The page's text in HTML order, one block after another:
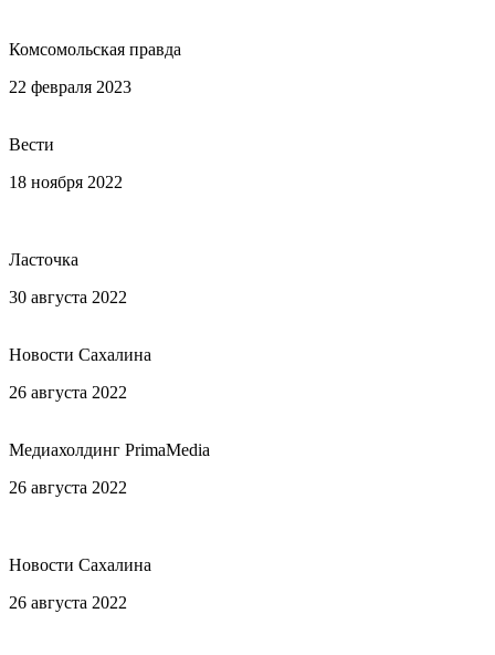
Комсомольская правда
22 февраля 2023
Вести
18 ноября 2022
Ласточка
30 августа 2022
Новости Сахалина
26 августа 2022
Медиахолдинг PrimaMedia
26 августа 2022
Новости Сахалина
26 августа 2022